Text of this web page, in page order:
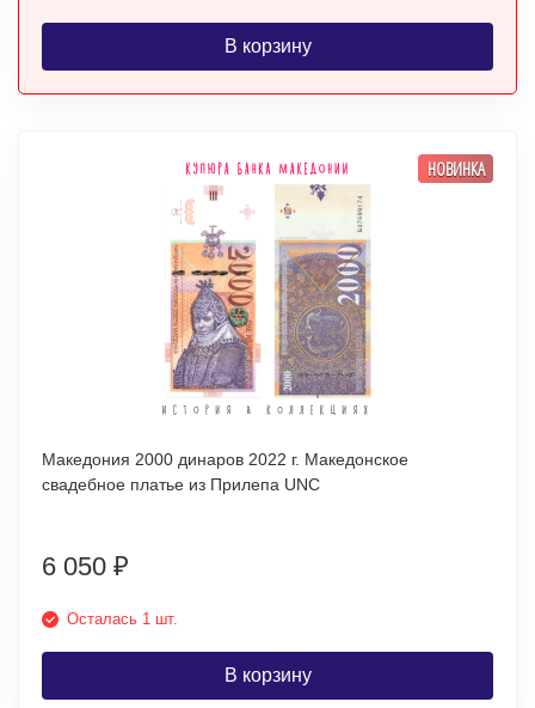
В корзину
НОВИНКА
Македония 2000 динаров 2022 г. Македонское
свадебное платье из Прилепа UNC
6 050 ₽
Осталась 1 шт.
В корзину